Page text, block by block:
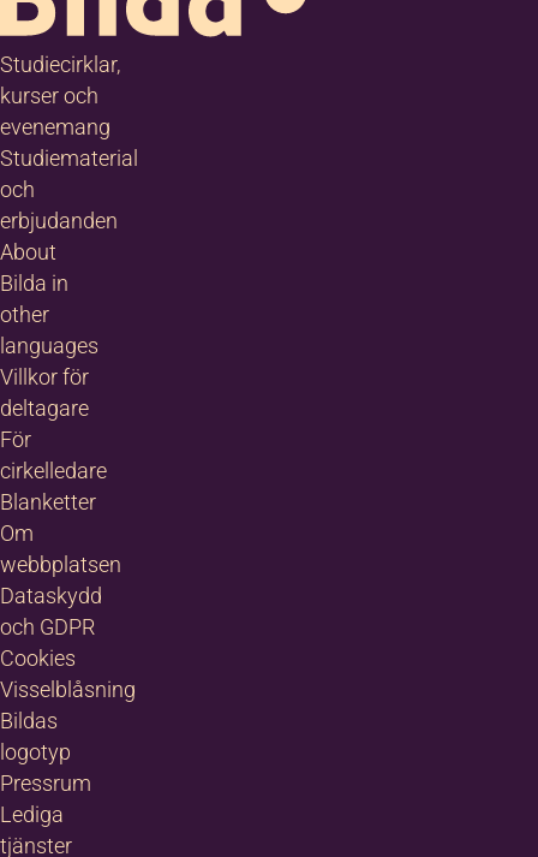
Studiecirklar,
kurser och
evenemang
Studiematerial
och
erbjudanden
About
Bilda in
other
languages
Villkor för
deltagare
För
cirkelledare
Blanketter
Om
webbplatsen
Dataskydd
och GDPR
Cookies
Visselblåsning
Bildas
logotyp
Pressrum
Lediga
tjänster